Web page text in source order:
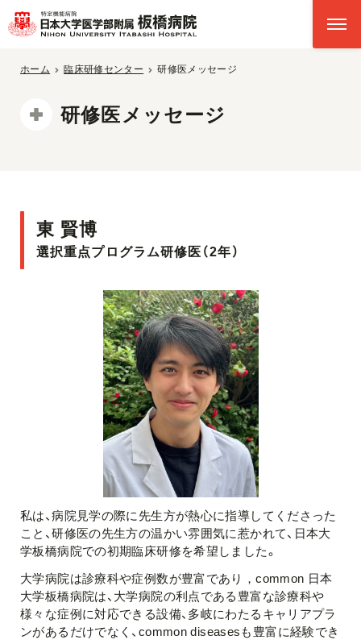
ホーム 臨床研修センター 研修医メッセージ
研修医メッセージ
東 賢博
選択重点プログラム研修医（2年）
私は、病院見学の際に先生方が熱心に指導してくださった
こと、研修医の先生方の温かい雰囲気に惹かれて、日本大
学板橋病院での初期臨床研修を希望しました。
大学病院は診療科や症例数が豊富であり，common 日本
大学板橋病院は、大学病院の利点である豊富な診療科や
様々な症例に対応できる設備、多岐にわたるキャリアプラ
ンがあるだけでなく、common diseasesも豊富に経験でき